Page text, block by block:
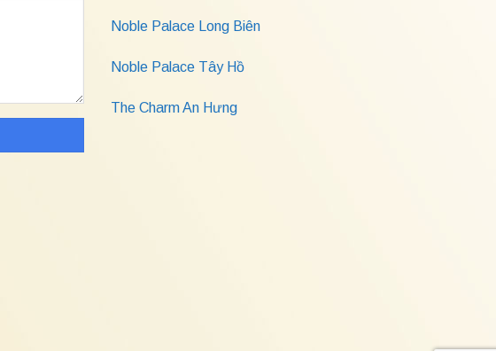
Noble Palace Long Biên
Noble Palace Tây Hồ
The Charm An Hưng